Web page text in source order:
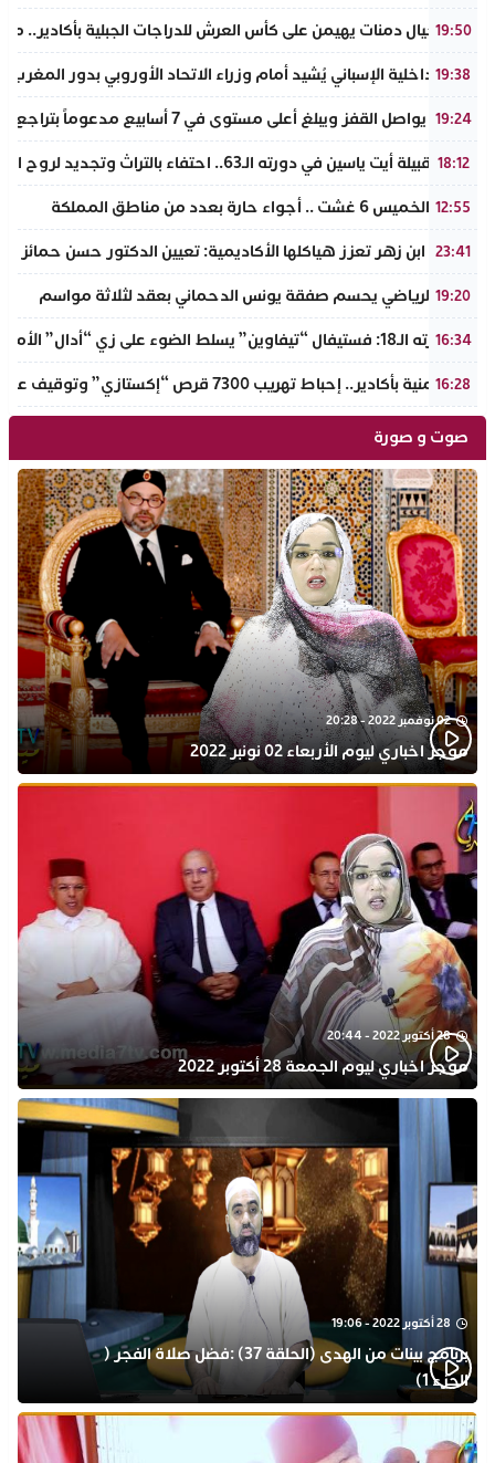
19:50
نادي أجيال دمنات يهيمن على كأس العرش للدراجات الجبلية بأكادير..
19:38
وزير الداخلية الإسباني يُشيد أمام وزراء الاتحاد الأوروبي بدور
19:24
الذهب يواصل القفز ويبلغ أعلى مستوى في 7 أسابيع مدعوماً بتراجع الدولار وانخفاض عوائد السندات
18:12
ملتقى قبيلة أيت ياسين في دورته الـ63.. احتفاء بالتراث وتجديد لروح الانتماء الوطني
12:55
طقس الخميس 6 غشت .. أجواء حارة بعدد من مناطق المملكة
23:41
جامعة ابن زهر تعزز هياكلها الأكاديمية: تعيين الدكتور حسن حمائز
19:20
الرجاء الرياضي يحسم صفقة يونس الدحماني بعقد لثلاثة مواسم
16:34
في دورته الـ18: فستيفال “تيفاوين” يسلط الضوء على زي “أدال” الأمازيغي ويكرم رائدات التطريز والتصميم بالـأطلس الصغير
16:28
ضربة أمنية بأكادير.. إحباط تهريب 7300 قرص “إكستازي” وتوقيف عنصرين من ذوي السوابق
صوت و صورة
02 نوفمبر 2022 - 20:28
موجز اخباري ليوم الأربعاء 02 نونبر 2022
28 أكتوبر 2022 - 20:44
موجز اخباري ليوم الجمعة 28 أكتوبر 2022
28 أكتوبر 2022 - 19:06
برنامج بينات من الهدى (الحلقة 37) :فضل صلاة الفجر (
الجزء 1)